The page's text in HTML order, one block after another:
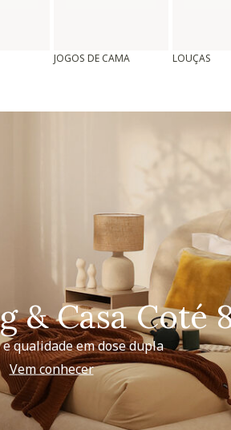
JOGOS DE CAMA LOUÇAS
& Casa Coté
qualidade em dose dupla
Vem conhecer